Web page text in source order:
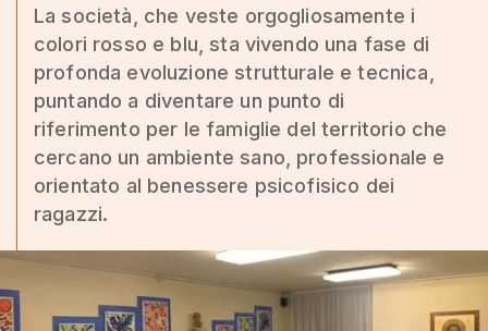
La società, che veste orgogliosamente i
colori rosso e blu, sta vivendo una fase di
profonda evoluzione strutturale e tecnica,
puntando a diventare un punto di
riferimento per le famiglie del territorio che
cercano un ambiente sano, professionale e
orientato al benessere psicofisico dei
ragazzi.